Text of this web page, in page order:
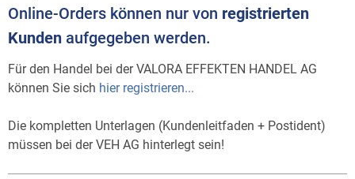
Online-Orders können nur von registrierten
Kunden aufgegeben werden.
Für den Handel bei der VALORA EFFEKTEN HANDEL AG
können Sie sich hier registrieren...
Die kompletten Unterlagen (Kundenleitfaden + Postident)
müssen bei der VEH AG hinterlegt sein!